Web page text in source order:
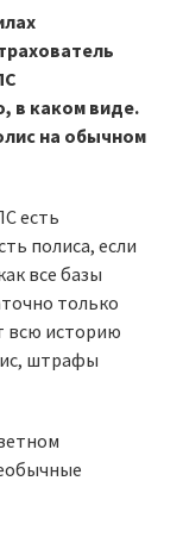
в каком виде.
на обычном
есть
полиса, если
все базы
только
всю историю
штрафы